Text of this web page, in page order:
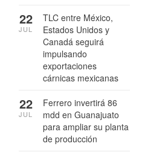
TLC entre México,
Estados Unidos y
Canadá seguirá
impulsando
exportaciones
cárnicas mexicanas
22
JUL
Ferrero invertirá 86
mdd en Guanajuato
para ampliar su planta
de producción
22
JUL